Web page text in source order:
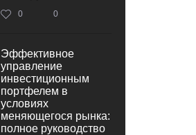
0 0
Эффективное
управление
инвестиционным
портфелем в
условиях
меняющегося рынка:
полное руководство